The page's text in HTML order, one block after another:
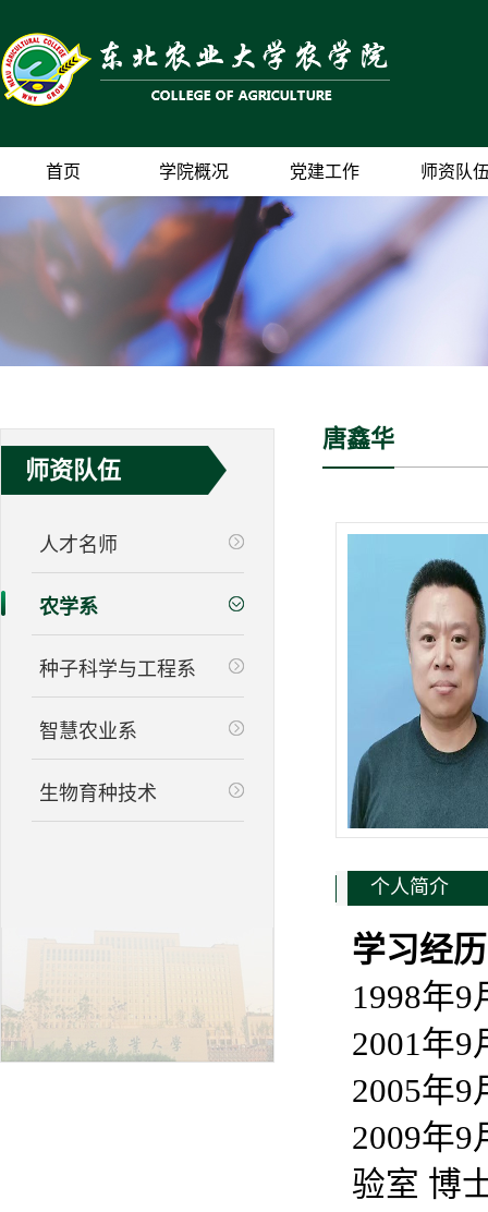
首页 学院概况 党建工作 师资队
师资队伍
人才名师
农学系
种子科学与工程系
智慧农业系
生物育种技术
唐鑫华
个人简介
学习经
1998年9
2001年9
2005年9
2009年9
验室 博